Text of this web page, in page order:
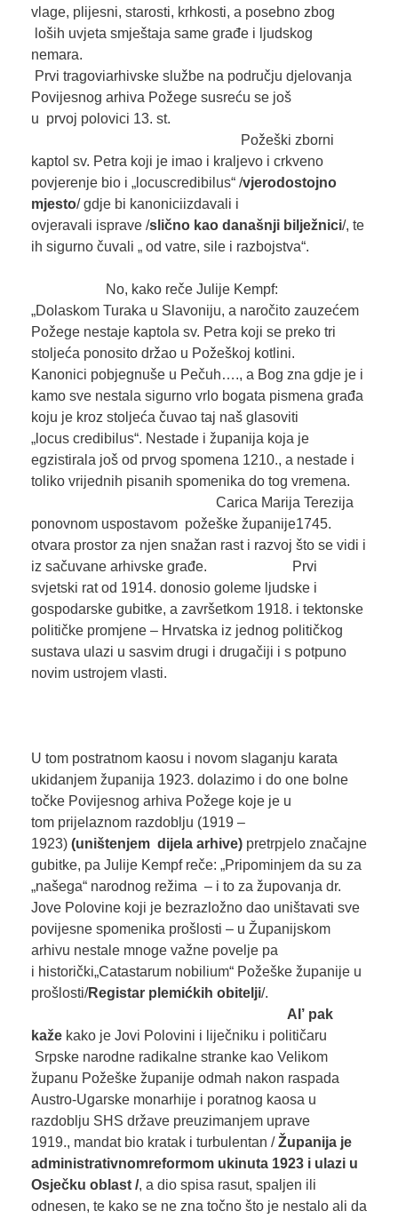
vlage, plijesni, starosti, krhkosti, a posebno zbog
loših uvjeta smještaja same građe i ljudskog
nemara.
Prvi tragoviarhivske službe na području djelovanja
Povijesnog arhiva Požege susreću se još
u prvoj polovici 13. st.
Požeški zborni
kaptol sv. Petra koji je imao i kraljevo i crkveno
povjerenje bio i „locuscredibilus“ /vjerodostojno
mjesto/ gdje bi kanoniciizdavali i
ovjeravali isprave /slično kao današnji bilježnici/, te
ih sigurno čuvali „ od vatre, sile i razbojstva“.
No, kako reče Julije Kempf:
„Dolaskom Turaka u Slavoniju, a naročito zauzećem
Požege nestaje kaptola sv. Petra koji se preko tri
stoljeća ponosito držao u Požeškoj kotlini.
Kanonici pobjegnuše u Pečuh…., a Bog zna gdje je i
kamo sve nestala sigurno vrlo bogata pismena građa
koju je kroz stoljeća čuvao taj naš glasoviti
„locus credibilus“. Nestade i županija koja je
egzistirala još od prvog spomena 1210., a nestade i
toliko vrijednih pisanih spomenika do tog vremena.
Carica Marija Terezija
ponovnom uspostavom požeške županije1745.
otvara prostor za njen snažan rast i razvoj što se vidi i
iz sačuvane arhivske građe. Prvi
svjetski rat od 1914. donosio goleme ljudske i
gospodarske gubitke, a završetkom 1918. i tektonske
političke promjene – Hrvatska iz jednog političkog
sustava ulazi u sasvim drugi i drugačiji i s potpuno
novim ustrojem vlasti.
U tom postratnom kaosu i novom slaganju karata
ukidanjem županija 1923. dolazimo i do one bolne
točke Povijesnog arhiva Požege koje je u
tom prijelaznom razdoblju (1919 –
1923) (uništenjem dijela arhive)pretrpjelo značajne
gubitke, pa Julije Kempf reče: „Pripominjem da su za
„našega“ narodnog režima – i to za župovanja dr.
Jove Polovine koji je bezrazložno dao uništavati sve
povijesne spomenika prošlosti – u Županijskom
arhivu nestale mnoge važne povelje pa
i historički„Catastarum nobilium“ Požeške županije u
prošlosti/Registar plemićkih obitelji/.
AI’ pak
kažekako je Jovi Polovini i liječniku i političaru
Srpske narodne radikalne stranke kao Velikom
županu Požeške županije odmah nakon raspada
Austro-Ugarske monarhije i poratnog kaosa u
razdoblju SHS države preuzimanjem uprave
1919., mandat bio kratak i turbulentan /Županija je
administrativnomreformom ukinuta 1923 i ulaziu
Osječku oblast/, a dio spisa rasut, spaljen ili
odnesen, te kako se ne zna točno što je nestalo ali da